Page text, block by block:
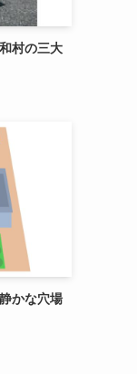
村の三大
かな穴場